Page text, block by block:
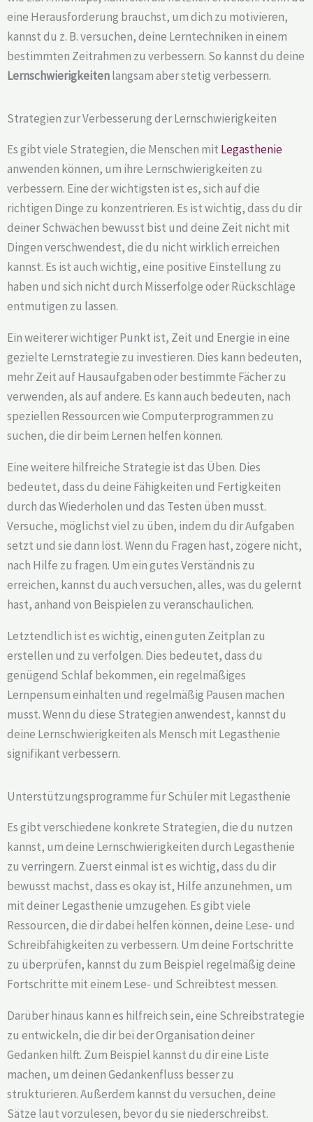
eine Herausforderung brauchst, um dich zu motivieren,
kannst du z. B. versuchen, deine Lerntechniken in einem
bestimmten Zeitrahmen zu verbessern. So kannst du deine
Lernschwierigkeitenlangsam aber stetig verbessern.
Strategien zur Verbesserung der Lernschwierigkeiten
Es gibt viele Strategien, die Menschen mit Legasthenie
anwenden können, um ihre Lernschwierigkeiten zu
verbessern. Eine der wichtigsten ist es, sich auf die
richtigen Dinge zu konzentrieren. Es ist wichtig, dass du dir
deiner Schwächen bewusst bist und deine Zeit nicht mit
Dingen verschwendest, die du nicht wirklich erreichen
kannst. Es ist auch wichtig, eine positive Einstellung zu
haben und sich nicht durch Misserfolge oder Rückschläge
entmutigen zu lassen.
Ein weiterer wichtiger Punkt ist, Zeit und Energie in eine
gezielte Lernstrategie zu investieren. Dies kann bedeuten,
mehr Zeit auf Hausaufgaben oder bestimmte Fächer zu
verwenden, als auf andere. Es kann auch bedeuten, nach
speziellen Ressourcen wie Computerprogrammen zu
suchen, die dir beim Lernen helfen können.
Eine weitere hilfreiche Strategie ist das Üben. Dies
bedeutet, dass du deine Fähigkeiten und Fertigkeiten
durch das Wiederholen und das Testen üben musst.
Versuche, möglichst viel zu üben, indem du dir Aufgaben
setzt und sie dann löst. Wenn du Fragen hast, zögere nicht,
nach Hilfe zu fragen. Um ein gutes Verständnis zu
erreichen, kannst du auch versuchen, alles, was du gelernt
hast, anhand von Beispielen zu veranschaulichen.
Letztendlich ist es wichtig, einen guten Zeitplan zu
erstellen und zu verfolgen. Dies bedeutet, dass du
genügend Schlaf bekommen, ein regelmäßiges
Lernpensum einhalten und regelmäßig Pausen machen
musst. Wenn du diese Strategien anwendest, kannst du
deine Lernschwierigkeiten als Mensch mit Legasthenie
signifikant verbessern.
Unterstützungsprogramme für Schüler mit Legasthenie
Es gibt verschiedene konkrete Strategien, die du nutzen
kannst, um deine Lernschwierigkeiten durch Legasthenie
zu verringern. Zuerst einmal ist es wichtig, dass du dir
bewusst machst, dass es okay ist, Hilfe anzunehmen, um
mit deiner Legasthenie umzugehen. Es gibt viele
Ressourcen, die dir dabei helfen können, deine Lese- und
Schreibfähigkeiten zu verbessern. Um deine Fortschritte
zu überprüfen, kannst du zum Beispiel regelmäßig deine
Fortschritte mit einem Lese- und Schreibtest messen.
Darüber hinaus kann es hilfreich sein, eine Schreibstrategie
zu entwickeln, die dir bei der Organisation deiner
Gedanken hilft. Zum Beispiel kannst du dir eine Liste
machen, um deinen Gedankenfluss besser zu
strukturieren. Außerdem kannst du versuchen, deine
Sätze laut vorzulesen, bevor du sie niederschreibst.